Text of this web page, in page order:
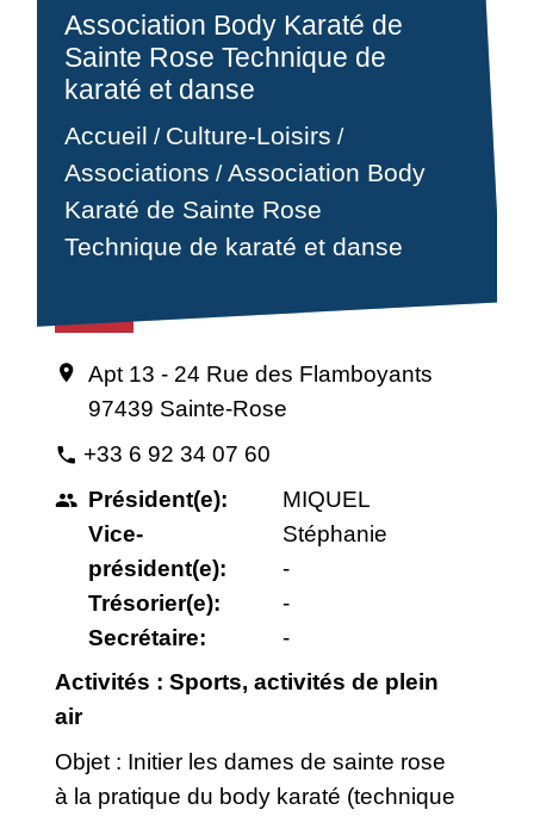
Association Body Karaté de
Sainte Rose Technique de
karaté et danse
Accueil / Culture-Loisirs /
Associations /Association Body
Karaté de Sainte Rose
Technique de karaté et danse
location_on
Apt 13 - 24 Rue des Flamboyants
97439 Sainte-Rose
phone +33 6 92 34 07 60
people Président(e):
Vice-
président(e):
Trésorier(e):
Secrétaire:
MIQUEL
Stéphanie
-
-
-
Activités : Sports, activités de plein
air
Objet : Initier les dames de sainte rose
à la pratique du body karaté (technique